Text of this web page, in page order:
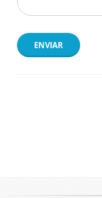
ENVIAR